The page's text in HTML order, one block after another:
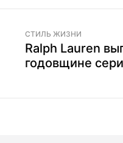
СТИЛЬ ЖИЗНИ
Ralph Lauren
годовщине